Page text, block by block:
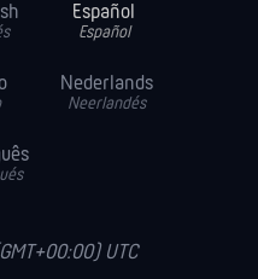
Español
Español
Nederlands
Neerlandés
UTC